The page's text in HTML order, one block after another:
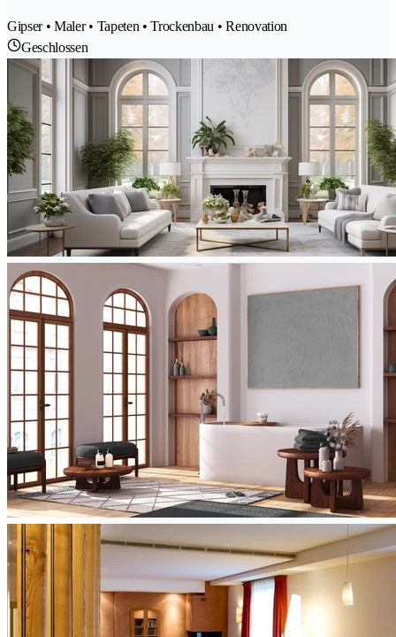
Gipser • Maler • Tapeten • Trockenbau • Renovation
Geschlossen